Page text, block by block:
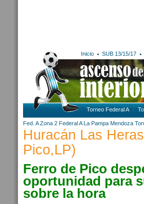
Inicio SUB 13/15/17
Torneo Federal A
Fed. A Zona 2 Federal A La Pampa Mendoza
Huracán Las
Pico,LP)
Ferro de Pico
oportunidad para
sobre la hora